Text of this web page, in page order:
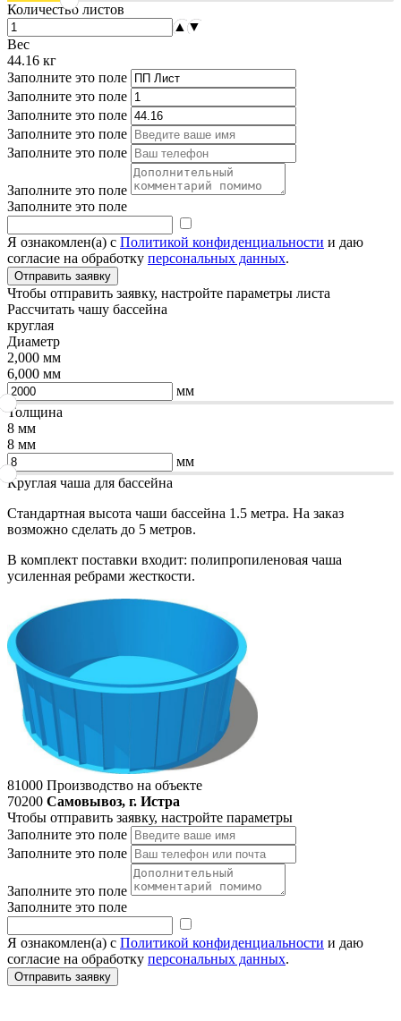
Количество листов
▲ ▼
Вес
44.16 кг
Заполните это поле
Заполните это поле
Заполните это поле
Заполните это поле
Заполните это поле
Заполните это поле
Заполните это поле
Я ознакомлен(а) с Политикой конфиденциальности и даю
согласие на обработку персональных данных.
Чтобы отправить заявку, настройте параметры листа
Рассчитать чашу бассейна
круглая
Диаметр
2,000 мм
6,000 мм
мм
Толщина
8 мм
8 мм
мм
Круглая чаша для бассейна
Стандартная высота чаши бассейна 1.5 метра. На заказ
возможно сделать до 5 метров.
В комплект поставки входит: полипропиленовая чаша
усиленная ребрами жесткости.
81000 Производство на объекте
70200 Самовывоз, г. Истра
Чтобы отправить заявку, настройте параметры
Заполните это поле
Заполните это поле
Заполните это поле
Заполните это поле
Я ознакомлен(а) с Политикой конфиденциальности и даю
согласие на обработку персональных данных.